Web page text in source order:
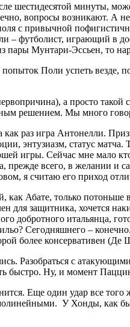
минуты,
вопросы возникают.
с привычной
футболист, играющий в
пары Мунтари-Эссьен, то
Поли успеть везде,
а просто
решением. Мы много
раз игра Антонелли.
энтузиазм, статус
игры. Сейчас мне мало
прежде всего, в желании
я считаю его приход
Абате, только
защитника, хочется
итальянца,
Сегодняшнего –
более консервативен (Де
Разобраться с
быстро. Ну, и момент
Еще один удар все
У Хонды, как